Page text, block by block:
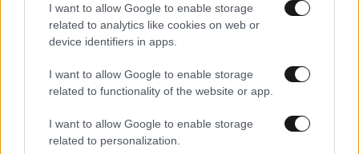
I want to allow Google to enable storage
related to analytics like cookies on web or
device identifiers in apps.
I want to allow Google to enable storage
related to functionality of the website or app.
I want to allow Google to enable storage
related to personalization.
διαλόγου μεταξύ κλινικής αξιολόγησης και
Επιτροπής Διαπραγμάτευσης δυσχέρανε τη
τυποποίησης διαδικασιών (SOPs), στελέχωσης με
έμπειρα στελέχη και διασύνδεσης πληροφοριακών
συστημάτων.